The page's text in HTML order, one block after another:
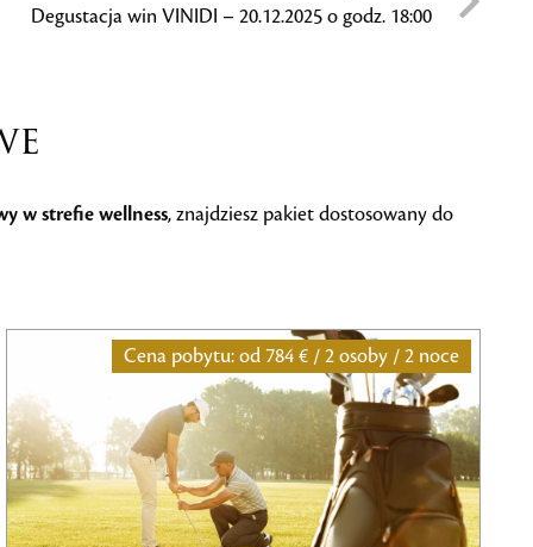
Degustacja win VINIDI – 20.12.2025 o godz. 18:00
w strefie wellness, znajdziesz pakiet dostosowany do
Cena pobytu: od817 € / 2 osoby / 3 noce